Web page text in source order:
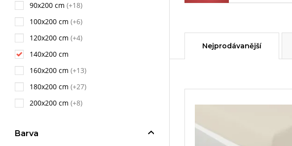
90x200 cm (+18)
100x200 cm (+6)
120x200 cm (+4)
140x200 cm
160x200 cm (+13)
180x200 cm (+27)
200x200 cm (+8)
Barva
Nejprodávanější